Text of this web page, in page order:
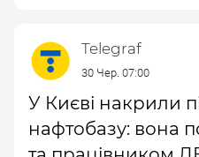
Telegraf
30 Чер. 07:00
У Києві накрили
нафтобазу: вона